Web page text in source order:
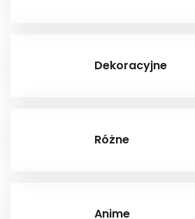
Dekoracyjne
Różne
Anime